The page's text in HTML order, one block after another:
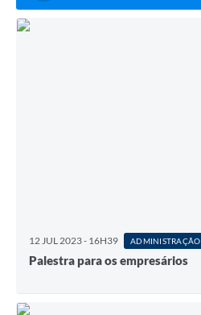
12 JUL 2023 - 16H39 ADMINISTRAÇÃO
Palestra para os empresários